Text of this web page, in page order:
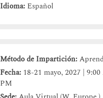
Idioma: Español
Método de Impartición:
Fecha: 18-21 mayo, 2027 |
PM